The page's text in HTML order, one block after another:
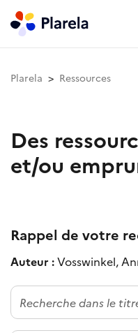
Plarela Ressources
Des
et/ou
Rappel de votre
Auteur :Vosswinkel,